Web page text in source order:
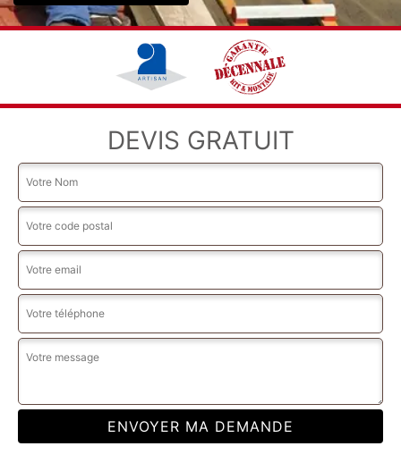
DEVIS GRATUIT